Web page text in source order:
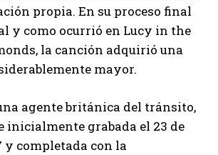
propia. En su proceso final
y como ocurrió en Lucy in the
la canción adquirió una
mayor.
agente británica del tránsito,
inicialmente grabada el 23 de
y completada con la